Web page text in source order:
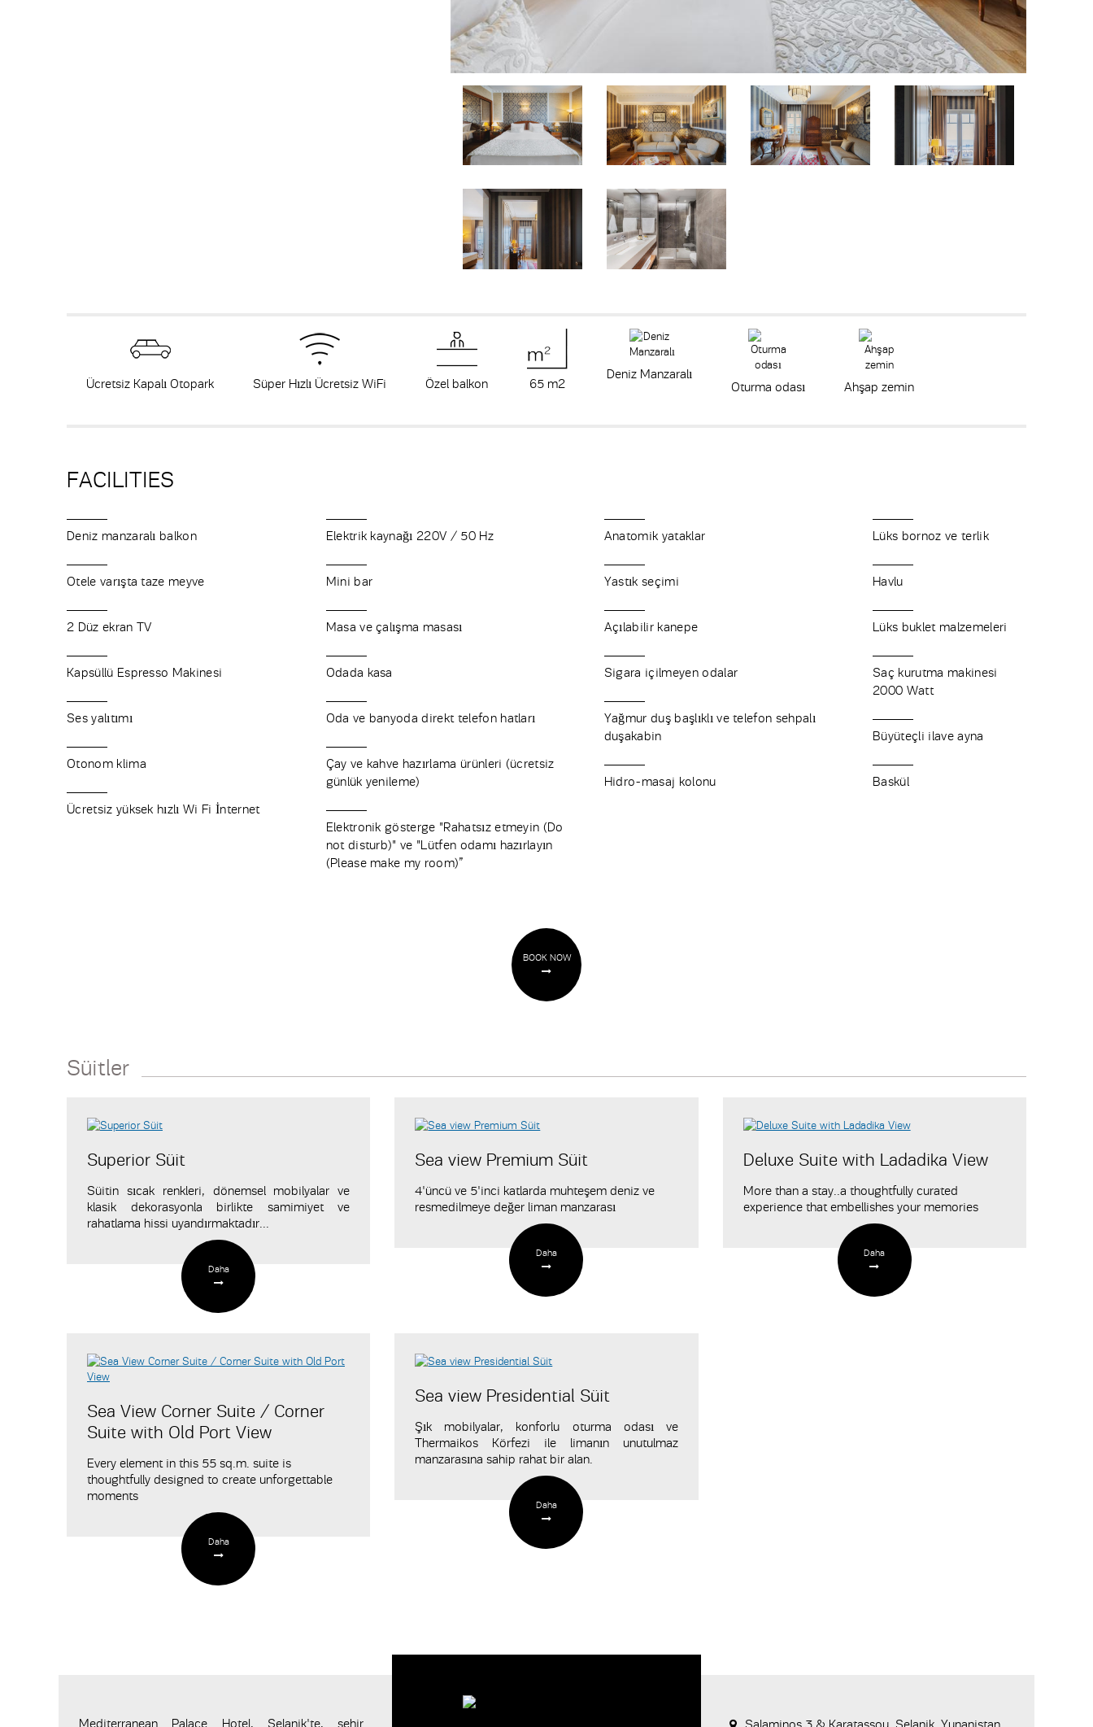
Ücretsiz Kapalı Otopark Süper Hızlı Ücretsiz WiFi Özel balkon 65 m2
Deniz Manzaralı
Oturma odası
Ahşap zemin
FACILITIES
Deniz manzaralı balkon
Otele varışta taze meyve
2 Düz ekran TV
Kapsüllü Espresso Makinesi
Ses yalıtımı
Otonom klima
Ücretsiz yüksek hızlı Wi Fi İnternet
Elektrik kaynağı 220V / 50 Hz
Mini bar
Masa ve çalışma masası
Odada kasa
Oda ve banyoda direkt telefon hatları
Çay ve kahve hazırlama ürünleri (ücretsiz
günlük yenileme)
Elektronik gösterge "Rahatsız etmeyin (Do
not disturb)" ve "Lütfen odamı hazırlayın
(Please make my room)”
Anatomik yataklar
Yastık seçimi
Açılabilir kanepe
Sigara içilmeyen odalar
Yağmur duş başlıklı ve telefon sehpalı
duşakabin
Hidro-masaj kolonu
Lüks bornoz ve terlik
Havlu
Lüks buklet malzemeleri
Saç kurutma makinesi
2000 Watt
Büyüteçli ilave ayna
Baskül
BOOK NOW
Süitler
Superior Süit
Süitin sıcak renkleri, dönemsel mobilyalar ve
klasik dekorasyonla birlikte samimiyet ve
rahatlama hissi uyandırmaktadır...
Daha
Sea view Premium Süit
4'üncü ve 5'inci katlarda muhteşem deniz ve
resmedilmeye değer liman manzarası
Daha
Deluxe Suite with Ladadika View
More than a stay..a thoughtfully curated
experience that embellishes your memories
Daha
Sea View Corner Suite / Corner
Suite with Old Port View
Every element in this 55 sq.m. suite is
thoughtfully designed to create unforgettable
moments
Daha
Sea view Presidential Süit
Şık mobilyalar, konforlu oturma odası ve
Thermaikos Körfezi ile limanın unutulmaz
manzarasına sahip rahat bir alan.
Daha
Mediterranean Palace Hotel, Selanik'te, şehir